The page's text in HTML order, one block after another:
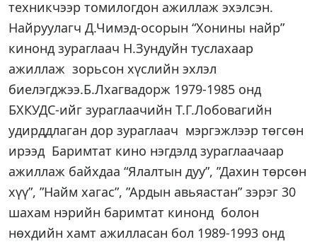
техникчээр томилогдон ажиллаж эхэлсэн.
Найруулагч Д.Чимэд-осорын “Хонины найр”
кинонд зураглаач Н.Зундуйн туслахаар
ажиллаж зорьсон хүслийн эхлэл
биелэгджээ.Б.Лхагвадорж 1979-1985 онд
БХКУДС-ийг зураглаачийн Т.Г.Лобовагийн
удирддлаган дор зураглаач мэргэжлээр төгсөн
ирээд Баримтат кино нэгдэлд зураглаачаар
ажиллаж байхдаа “Ялалтын дуу”, ”Дахин төрсөн
хүү”, ”Найм хагас”, ”Ардын авьяастан” зэрэг 30
шахам нэрийн баримтат кинонд болон
нөхдийн хамт ажилласан бол 1989-1993 онд